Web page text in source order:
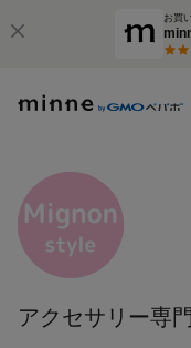
お買
アクセサリー専